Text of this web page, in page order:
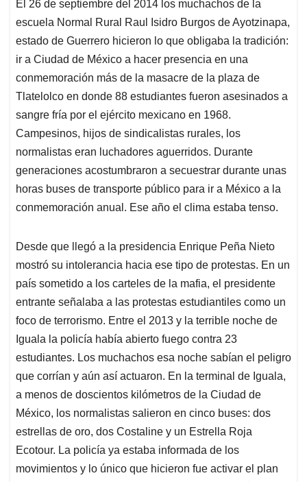
s
A
p
p
b
o
o
k
e
d
I
n
l
a
d
s
El 26 de septiembre del 2014 los muchachos de la
escuela Normal Rural Raul Isidro Burgos de Ayotzinapa,
estado de Guerrero hicieron lo que obligaba la tradición:
ir a Ciudad de México a hacer presencia en una
conmemoración más de la masacre de la plaza de
Tlatelolco en donde 88 estudiantes fueron asesinados a
sangre fría por el ejército mexicano en 1968.
Campesinos, hijos de sindicalistas rurales, los
normalistas eran luchadores aguerridos. Durante
generaciones acostumbraron a secuestrar durante unas
horas buses de transporte público para ir a México a la
conmemoración anual. Ese año el clima estaba tenso.
Desde que llegó a la presidencia Enrique Peña Nieto
mostró su intolerancia hacia ese tipo de protestas. En un
país sometido a los carteles de la mafia, el presidente
entrante señalaba a las protestas estudiantiles como un
foco de terrorismo. Entre el 2013 y la terrible noche de
Iguala la policía había abierto fuego contra 23
estudiantes. Los muchachos esa noche sabían el peligro
que corrían y aún así actuaron. En la terminal de Iguala,
a menos de doscientos kilómetros de la Ciudad de
México, los normalistas salieron en cinco buses: dos
estrellas de oro, dos Costaline y un Estrella Roja
Ecotour. La policía ya estaba informada de los
movimientos y lo único que hicieron fue activar el plan